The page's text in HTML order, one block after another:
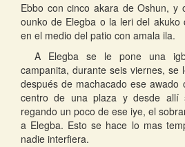
Ebbo con cinco akara de Oshun, y
ounko de Elegba o la leri del akuko
en el medio del patio con amala ila.
A Elegba se le pone una
campanita, durante seis viernes, se
después de machacado ese awado
centro de una plaza y desde allí
regando un poco de ese iye, el
a Elegba. Esto se hace lo mas
nadie interfiera.